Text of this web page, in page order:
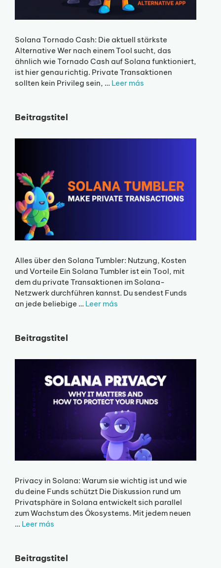
Solana Tornado Cash: Die aktuell stärkste
Alternative Wer nach einem Tool sucht, das
ähnlich wie Tornado Cash auf Solana funktioniert,
ist hier genau richtig. Private Transaktionen
sollten kein Privileg sein, … Leer más
Beitragstitel
Alles über den Solana Tumbler: Nutzung, Kosten
und Vorteile Ein Solana Tumbler ist ein Tool, mit
dem du private Transaktionen im Solana-
Netzwerk durchführen kannst. Du sendest Funds
an jede beliebige … Leer más
Beitragstitel
Privacy in Solana: Warum sie wichtig ist und wie
du deine Funds schützt Die Diskussion rund um
Privatsphäre in Solana entwickelt sich parallel
zum Wachstum des Ökosystems. Mit jedem neuen
… Leer más
Beitragstitel